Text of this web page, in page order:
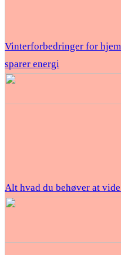
Vinterforbedringer for
sparer energi
Alt hvad du behøver at